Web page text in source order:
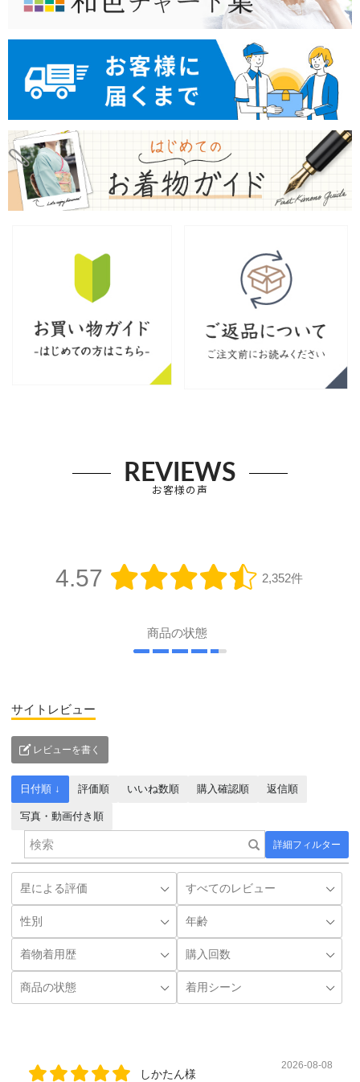
REVIEWS
お客様の声
4.57 2,352件
商品の状態
サイトレビュー
レビューを書く
詳細フィルター
日付順 ↓ 評価順 いいね数順 購入確認順 返信順
写真・動画付き順
しかたん様
2026-08-08